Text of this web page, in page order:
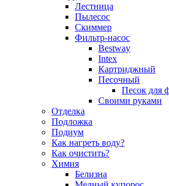
Лестница
Пылесос
Скиммер
Фильтр-насос
Bestway
Intex
Картриджный
Песочный
Песок для
Своими руками
Отделка
Подложка
Подиум
Как нагреть воду?
Как очистить?
Химия
Белизна